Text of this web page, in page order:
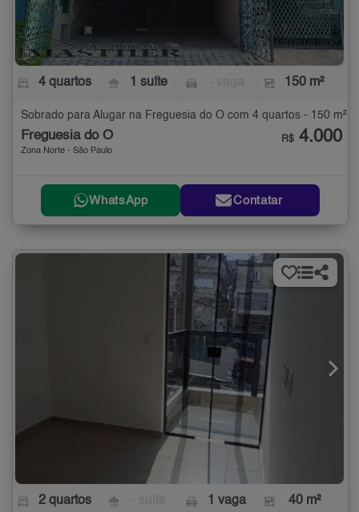
4 quartos 1 suíte 150 m²
Sobrado para Alugar na Freguesia do Ó com 4 quartos - 150 m²
Freguesia do Ó
Zona Norte - São Paulo
R$ 4.000
WhatsApp Contatar
2 quartos 1 vaga 40 m²